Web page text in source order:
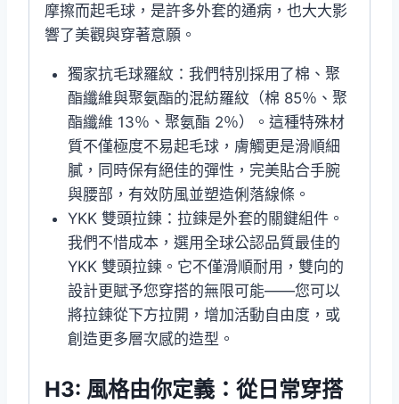
摩擦而起毛球，是許多外套的通病，也大大影
響了美觀與穿著意願。
獨家抗毛球羅紋：我們特別採用了棉、聚
酯纖維與聚氨酯的混紡羅紋（棉 85％、聚
酯纖維 13％、聚氨酯 2％）。這種特殊材
質不僅極度不易起毛球，膚觸更是滑順細
膩，同時保有絕佳的彈性，完美貼合手腕
與腰部，有效防風並塑造俐落線條。
YKK 雙頭拉鍊：拉鍊是外套的關鍵組件。
我們不惜成本，選用全球公認品質最佳的
YKK 雙頭拉鍊。它不僅滑順耐用，雙向的
設計更賦予您穿搭的無限可能——您可以
將拉鍊從下方拉開，增加活動自由度，或
創造更多層次感的造型。
H3: 風格由你定義：從日常穿搭